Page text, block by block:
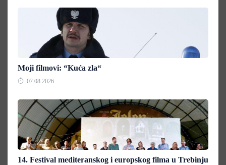
Moji filmovi: “Kuća zla“
07.08.2026.
14. Festival mediteranskog i europskog filma u Trebinju